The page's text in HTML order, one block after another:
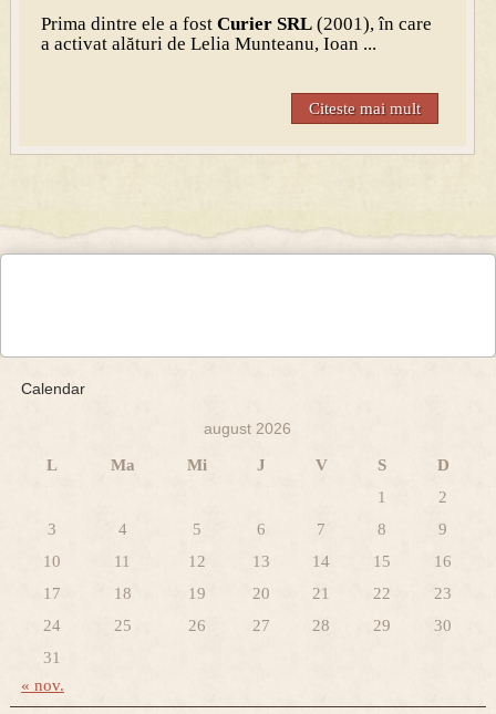
Prima dintre ele a fost Curier SRL(2001), în care
a activat alături de Lelia Munteanu, Ioan ...
Citeste mai mult
Calendar
august 2026
L Ma Mi J V S
D
1
2
3
4 5 6 7 8
9
10
11 12 13 14 15
16
17
18 19 20 21 22
23
24
25 26 27 28 29
30
31
« nov.